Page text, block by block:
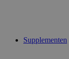
Supplementen